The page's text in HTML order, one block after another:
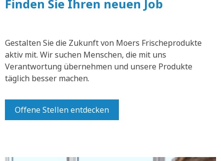
Finden Sie Ihren neuen Job
Gestalten Sie die Zukunft von Moers Frischeprodukte
aktiv mit. Wir suchen Menschen, die mit uns
Verantwortung übernehmen und unsere Produkte
täglich besser machen.
Offene Stellen entdecken